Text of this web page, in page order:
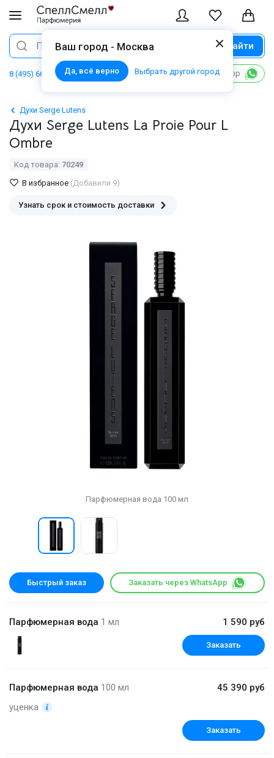
Ваш город - Москва
Да, всё верно Выбрать другой город
Поиск Найти
8 (495) 668 06 02 Написать в WhatsApp
Духи Serge Lutens
Духи Serge Lutens La Proie Pour L
Ombre
Код товара: 70249
В избранное (Добавили 9)
Узнать срок и стоимость доставки
Парфюмерная вода 100 мл
Быстрый заказ Заказать через WhatsApp
Парфюмерная вода 1 мл 1 590 руб
Заказать
Парфюмерная вода 100 мл
уценка
45 390 руб
Заказать